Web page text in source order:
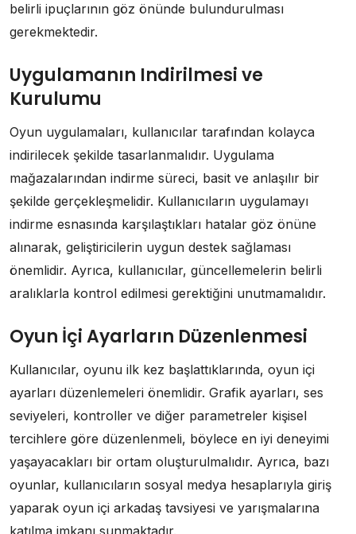
belirli ipuçlarının göz önünde bulundurulması
gerekmektedir.
Uygulamanın Indirilmesi ve
Kurulumu
Oyun uygulamaları, kullanıcılar tarafından kolayca
indirilecek şekilde tasarlanmalıdır. Uygulama
mağazalarından indirme süreci, basit ve anlaşılır bir
şekilde gerçekleşmelidir. Kullanıcıların uygulamayı
indirme esnasında karşılaştıkları hatalar göz önüne
alınarak, geliştiricilerin uygun destek sağlaması
önemlidir. Ayrıca, kullanıcılar, güncellemelerin belirli
aralıklarla kontrol edilmesi gerektiğini unutmamalıdır.
Oyun İçi Ayarların Düzenlenmesi
Kullanıcılar, oyunu ilk kez başlattıklarında, oyun içi
ayarları düzenlemeleri önemlidir. Grafik ayarları, ses
seviyeleri, kontroller ve diğer parametreler kişisel
tercihlere göre düzenlenmeli, böylece en iyi deneyimi
yaşayacakları bir ortam oluşturulmalıdır. Ayrıca, bazı
oyunlar, kullanıcıların sosyal medya hesaplarıyla giriş
yaparak oyun içi arkadaş tavsiyesi ve yarışmalarına